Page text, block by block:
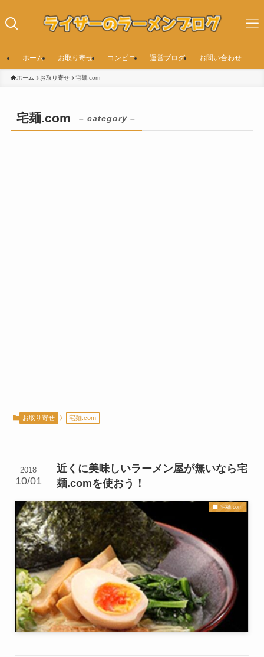
ホーム お取り寄せ コンビニ 運営ブログ お問い合わせ
ホーム お取り寄せ 宅麺.com
宅麺.com – category –
お取り寄せ 宅麺.com
近くに美味しいラーメン屋が無いなら宅
麺.comを使おう！
2018
10/01
宅麺.com